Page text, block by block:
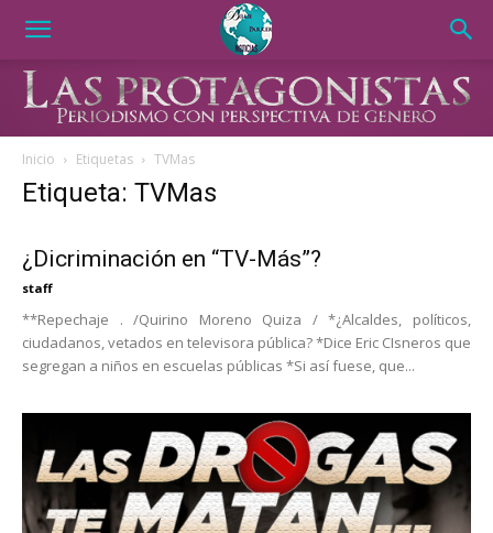
Inicio Etiquetas TVMas
Etiqueta: TVMas
¿Dicriminación en “TV-Más”?
staff
**Repechaje . /Quirino Moreno Quiza / *¿Alcaldes, políticos,
ciudadanos, vetados en televisora pública? *Dice Eric CIsneros que
segregan a niños en escuelas públicas *Si así fuese, que...